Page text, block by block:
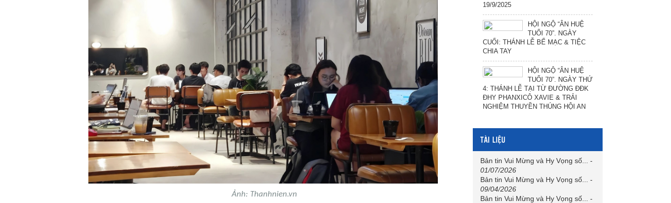
Ảnh: Thanhnien.vn​
19/9/2025
HỘI NGỘ “ÂN HUỆ
TUỔI 70”. NGÀY
CUỐI: THÁNH LỄ BẾ MẠC & TIỆC
CHIA TAY
HỘI NGỘ “ÂN HUỆ
TUỔI 70”. NGÀY THỨ
4: THÁNH LỄ TẠI TỪ ĐƯỜNG ĐĐK
ĐHY PHANXICÔ XAVIE & TRẢI
NGHIỆM THUYỀN THÚNG HỘI AN
TÀI LIỆU
Bản tin Vui Mừng và Hy Vọng số...
-
01/07/2026
Bản tin Vui Mừng và Hy Vọng số...
-
09/04/2026
Bản tin Vui Mừng và Hy Vọng số...
-